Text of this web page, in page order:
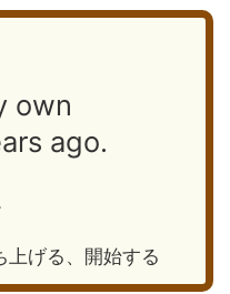
own
ago.
げる、開始する